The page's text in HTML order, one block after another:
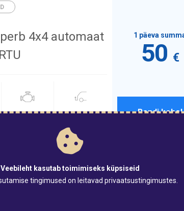
4x4 automaat
2.0 -
1 päeva
50 €
Rendi kohe!
Veebileht kasutab toimimiseks küpsiseid
tingimused on leitavad privaatsustingimustes.